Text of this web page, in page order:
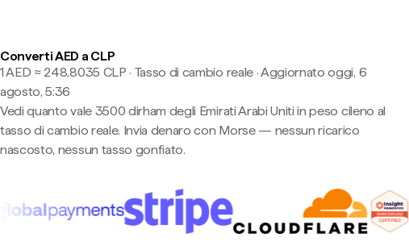
Converti AED a CLP
1 AED ≈ 248,8035 CLP · Tasso di cambio reale·Aggiornato oggi, 6
agosto, 5:36
Vedi quanto vale 3500 dirham degli Emirati Arabi Uniti in peso cileno al
tasso di cambio reale. Invia denaro con Morse — nessun ricarico
nascosto, nessun tasso gonfiato.